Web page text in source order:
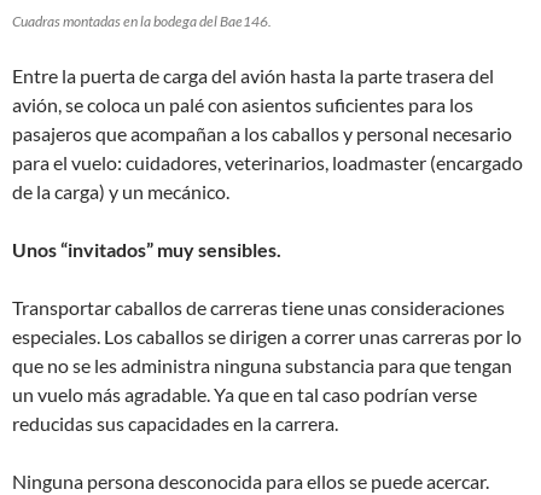
Cuadras montadas en la bodega del Bae146.
Entre la puerta de carga del avión hasta la parte trasera del
avión, se coloca un palé con asientos suficientes para los
pasajeros que acompañan a los caballos y personal necesario
para el vuelo: cuidadores, veterinarios, loadmaster (encargado
de la carga) y un mecánico.
Unos “invitados” muy sensibles.
Transportar caballos de carreras tiene unas consideraciones
especiales. Los caballos se dirigen a correr unas carreras por lo
que no se les administra ninguna substancia para que tengan
un vuelo más agradable. Ya que en tal caso podrían verse
reducidas sus capacidades en la carrera.
Ninguna persona desconocida para ellos se puede acercar.